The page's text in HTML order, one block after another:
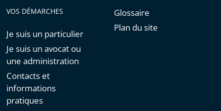
VOS DÉMARCHES
Je suis un particulier
Je suis un avocat ou
une administration
Contacts et
informations
pratiques
Glossaire
Plan du site